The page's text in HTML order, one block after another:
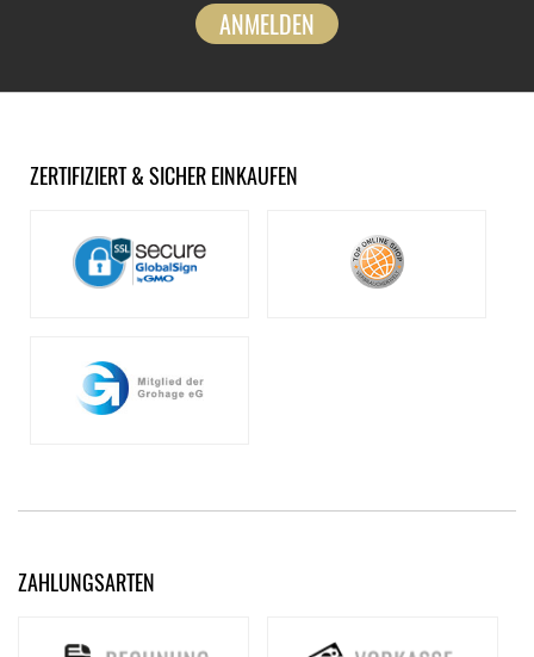
ANMELDEN
ZERTIFIZIERT & SICHER EINKAUFEN
ZAHLUNGSARTEN